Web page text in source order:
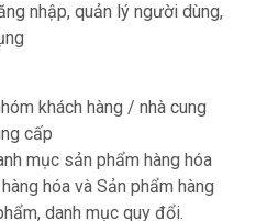
nhập, quản lý người dùng,
khách hàng / nhà cung
cấp
mục sản phẩm hàng hóa
hóa và Sản phẩm hàng
danh mục quy đổi.